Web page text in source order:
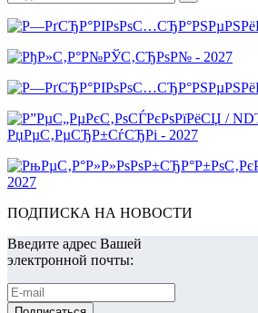
ПОДПИСКА НА НОВОСТИ
Введите адрес Вашей
электронной почты: